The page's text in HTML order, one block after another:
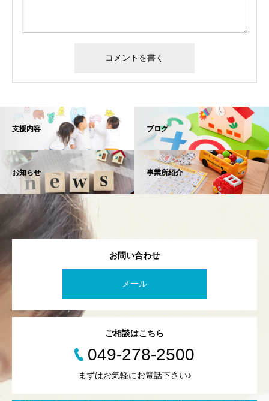
支援内容 ブログ
お知らせ 事業所紹介
お問い合わせ
メール
ご相談はこちら
049-278-2500
まずはお気軽にお電話下さい♪